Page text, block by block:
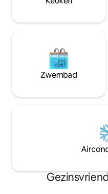
kabelbibliotheek Desk
kortetermijnverhuur: 2023-
Zwembad